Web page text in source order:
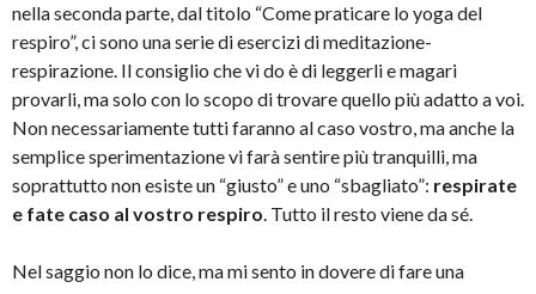
nella seconda parte, dal titolo “Come praticare lo yoga del
respiro”, ci sono una serie di esercizi di meditazione-
respirazione. Il consiglio che vi do è di leggerli e magari
provarli, ma solo con lo scopo di trovare quello più adatto a voi.
Non necessariamente tutti faranno al caso vostro, ma anche la
semplice sperimentazione vi farà sentire più tranquilli, ma
soprattutto non esiste un “giusto” e uno “sbagliato”: respirate
e fate caso al vostro respiro. Tutto il resto viene da sé.
Nel saggio non lo dice, ma mi sento in dovere di fare una